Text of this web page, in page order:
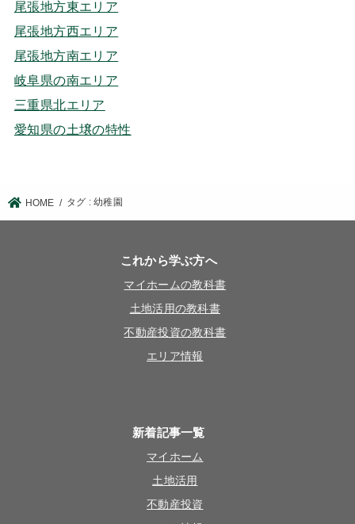
尾張地方東エリア
尾張地方西エリア
尾張地方南エリア
岐阜県の南エリア
三重県北エリア
愛知県の土壌の特性
HOME タグ : 幼稚園
これから学ぶ方へ
マイホームの教科書
土地活用の教科書
不動産投資の教科書
エリア情報
新着記事一覧
マイホーム
土地活用
不動産投資